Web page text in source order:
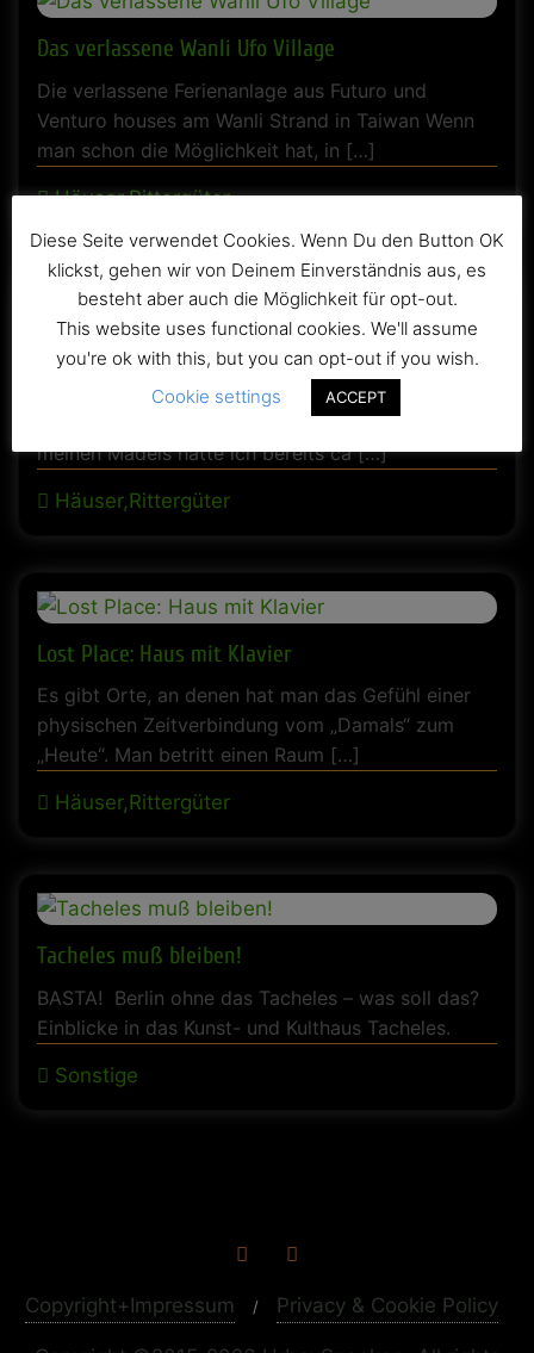
Das verlassene Wanli Ufo Village
Die verlassene Ferienanlage aus Futuro und
Venturo houses am Wanli Strand in Taiwan Wenn
man schon die Möglichkeit hat, in […]
Häuser,Rittergüter
Das Oma-Haus
Ein unscheinbares, verlassenes Wohnhaus Ich wäre
fast vorbei gelaufen, so hungrig war ich. Mit
meinen Mädels hatte ich bereits ca […]
Häuser,Rittergüter
Lost Place: Haus mit Klavier
Es gibt Orte, an denen hat man das Gefühl einer
physischen Zeitverbindung vom „Damals“ zum
„Heute“. Man betritt einen Raum […]
Häuser,Rittergüter
Tacheles muß bleiben!
BASTA! Berlin ohne das Tacheles – was soll das?
Einblicke in das Kunst- und Kulthaus Tacheles.
Sonstige
Copyright+Impressum Privacy & Cookie Policy
Diese Seite verwendet Cookies. Wenn Du den Button OK
klickst, gehen wir von Deinem Einverständnis aus, es
besteht aber auch die Möglichkeit für opt-out.
This website uses functional cookies. We'll assume
you're ok with this, but you can opt-out if you wish.
Cookie settings
ACCEPT